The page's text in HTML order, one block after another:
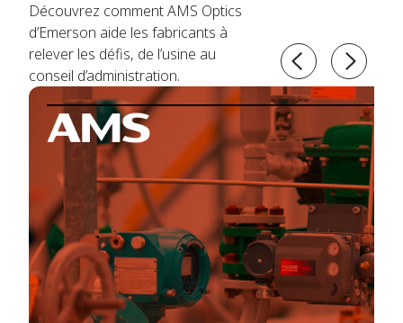
Découvrez comment AMS Optics
d’Emerson aide les fabricants à
relever les défis, de l’usine au
conseil d’administration.